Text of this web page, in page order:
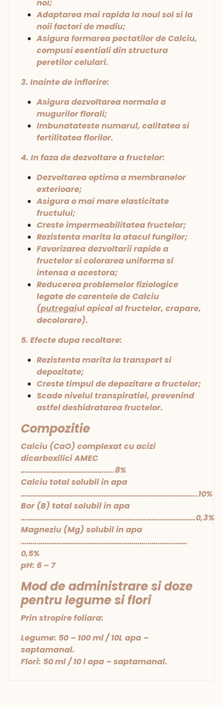
noi;
Adaptarea mai rapida la noul sol si la
noii factori de mediu;
Asigura formarea pectatilor de Calciu,
compusi esentiali din structura
peretilor celulari.
3. Inainte de inflorire:
Asigura dezvoltarea normala a
mugurilor florali;
Imbunatateste numarul, calitatea si
fertilitatea florilor.
4. In faza de dezvoltare a fructelor:
Dezvoltarea optima a membranelor
exterioare;
Asigura o mai mare elasticitate
fructului;
Creste impermeabilitatea fructelor;
Rezistenta marita la atacul fungilor;
Favorizarea dezvoltarii rapide a
fructelor si colorarea uniforma si
intensa a acestora;
Reducerea problemelor fiziologice
legate de carentele de Calciu
(putregaiul apical al fructelor, crapare,
decolorare).
5. Efecte dupa recoltare:
Rezistenta marita la transport si
depozitate;
Creste timpul de depozitare a fructelor;
Scade nivelul transpiratiei, prevenind
astfel deshidratarea fructelor.
Compozitie
Calciu (CaO) complexat cu acizi
dicarboxilici AMEC
………………………………………..8%
Calciu total solubil in apa
……………………………………………………………………………..10%
Bor (B) total solubil in apa
…………………………………………………………………………….0,3%
Magneziu (Mg) solubil in apa
…………………………………………………………………………
0,5%
pH: 6 – 7
Mod de administrare si doze
pentru legume si flori
Prin stropire foliara:
Legume: 50 – 100 ml / 10L apa –
saptamanal.
Flori: 50 ml / 10 l apa – saptamanal.